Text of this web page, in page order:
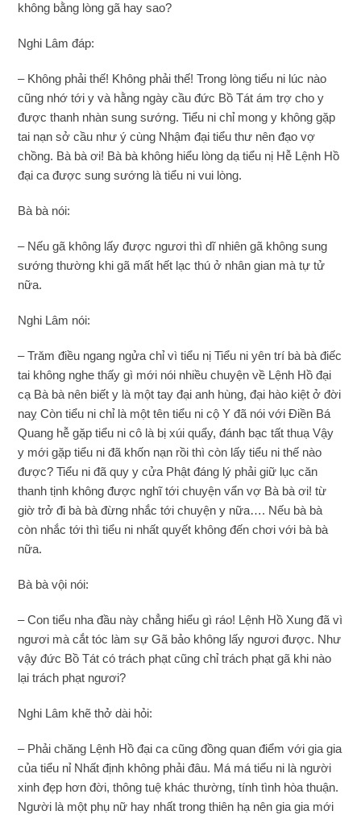
không bằng lòng gã hay sao?
Nghi Lâm đáp:
– Không phải thế! Không phải thế! Trong lòng tiểu ni lúc nào
cũng nhớ tới y và hằng ngày cầu đức Bồ Tát ám trợ cho y
được thanh nhàn sung sướng. Tiểu ni chỉ mong y không gặp
tai nạn sở cầu như ý cùng Nhậm đại tiểu thư nên đạo vợ
chồng. Bà bà ơi! Bà bà không hiểu lòng dạ tiểu nị Hễ Lệnh Hồ
đại ca được sung sướng là tiểu ni vui lòng.
Bà bà nói:
– Nếu gã không lấy được ngươi thì dĩ nhiên gã không sung
sướng thường khi gã mất hết lạc thú ở nhân gian mà tự tử
nữa.
Nghi Lâm nói:
– Trăm điều ngang ngửa chỉ vì tiểu nị Tiểu ni yên trí bà bà điếc
tai không nghe thấy gì mới nói nhiều chuyện về Lệnh Hồ đại
cạ Bà bà nên biết y là một tay đại anh hùng, đại hào kiệt ở đời
naỵ Còn tiểu ni chỉ là một tên tiểu ni cộ Y đã nói với Điền Bá
Quang hễ gặp tiểu ni cô là bị xúi quẩy, đánh bạc tất thuạ Vậy
y mới gặp tiểu ni đã khốn nạn rồi thì còn lấy tiểu ni thế nào
được? Tiểu ni đã quy y cửa Phật đáng lý phải giữ lục căn
thanh tịnh không được nghĩ tới chuyện vẩn vợ Bà bà ơi! từ
giờ trở đi bà bà đừng nhắc tới chuyện y nữa…. Nếu bà bà
còn nhắc tới thì tiểu ni nhất quyết không đến chơi với bà bà
nữa.
Bà bà vội nói:
– Con tiểu nha đầu này chẳng hiểu gì ráo! Lệnh Hồ Xung đã vì
ngươi mà cắt tóc làm sự Gã bảo không lấy ngươi được. Như
vậy đức Bồ Tát có trách phạt cũng chỉ trách phạt gã khi nào
lại trách phạt ngươi?
Nghi Lâm khẽ thở dài hỏi:
– Phải chăng Lệnh Hồ đại ca cũng đồng quan điểm với gia gia
của tiểu nỉ Nhất định không phải đâu. Má má tiểu ni là người
xinh đẹp hơn đời, thông tuệ khác thường, tính tình hòa thuận.
Người là một phụ nữ hay nhất trong thiên hạ nên gia gia mới